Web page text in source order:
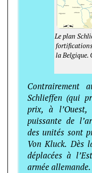
Le plan
la Belgique.
Contrairement
Schlieffen (qui
prix, à
puissante de
des unités sont
Von Kluck. Dès
déplacées à
armée allemande.